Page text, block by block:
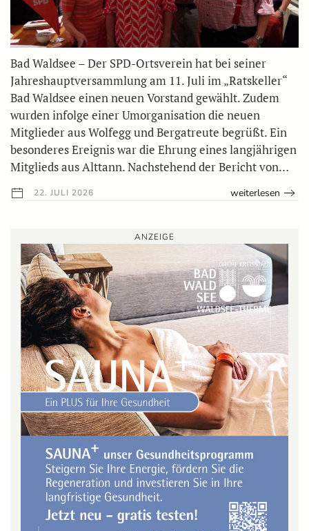
Bad Waldsee – Der SPD-Ortsverein hat bei seiner
Jahreshauptversammlung am 11. Juli im „Ratskeller“
Bad Waldsee einen neuen Vorstand gewählt. Zudem
wurden infolge einer Umorganisation die neuen
Mitglieder aus Wolfegg und Bergatreute begrüßt. Ein
besonderes Ereignis war die Ehrung eines langjährigen
Mitglieds aus Alttann. Nachstehend der Bericht von…
22. JULI 2026 weiterlesen
ANZEIGE